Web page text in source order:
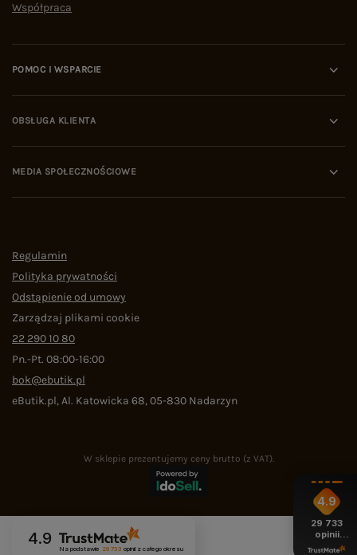
Współpraca
POMOC I WSPARCIE
OBSŁUGA KLIENTA
MEDIA SPOŁECZNOŚCIOWE
Regulamin
Polityka prywatności
Odstąpienie od umowy
Zarządzaj plikami cookie
22 290 10 80
Pn.-Pt. 08:00-16:00
bok@ebutik.pl
eButik.pl,Al. Katowicka 68,05-830 Nadarzyn
W sklepie prezentujemy ceny brutto (z VAT).
4.9
Na podstawie 29 733 opinii z całego okresu
4.9
29 733
opinii
z całego